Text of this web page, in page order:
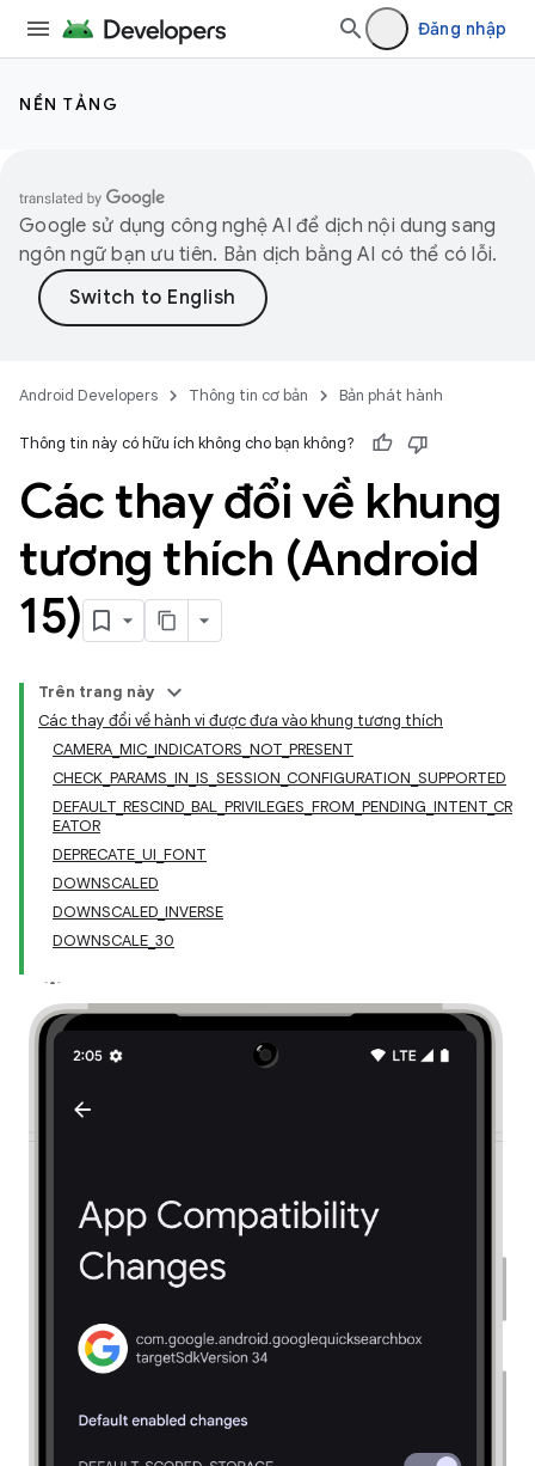
Đăng nhập
NỀN TẢNG
Google sử dụng công nghệ AI để dịch nội dung sang
ngôn ngữ bạn ưu tiên. Bản dịch bằng AI có thể có lỗi.
Android Developers Thông tin cơ bản Bản phát hành
Thông tin này có hữu ích không cho bạn không?
Các thay đổi về khung
tương thích (Android
15)
Trên trang này
Các thay đổi về hành vi được đưa vào khung tương thích
CAMERA_MIC_INDICATORS_NOT_PRESENT
CHECK_PARAMS_IN_IS_SESSION_CONFIGURATION_SUPPORTED
DEFAULT_RESCIND_BAL_PRIVILEGES_FROM_PENDING_INTENT_CR
EATOR
DEPRECATE_UI_FONT
DOWNSCALED
DOWNSCALED_INVERSE
DOWNSCALE_30